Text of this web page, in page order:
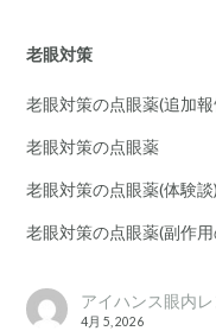
老眼対策
老眼対策の点眼薬(追加
老眼対策の点眼薬
老眼対策の点眼薬(体験談)
老眼対策の点眼薬(副作
アイハンス眼内
4月 5, 2026